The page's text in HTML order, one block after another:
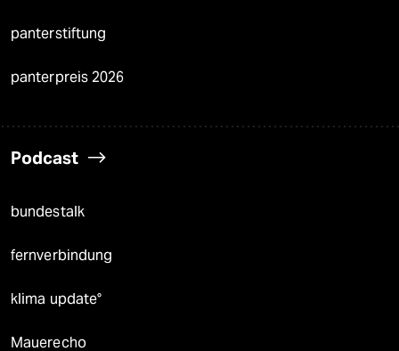
panterstiftung
panterpreis 2026
Podcast
bundestalk
fernverbindung
klima update°
Mauerecho